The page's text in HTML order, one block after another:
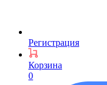
Регистрация
Корзина
0